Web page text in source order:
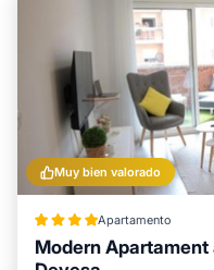
Muy bien valorado
Apartamento
Modern